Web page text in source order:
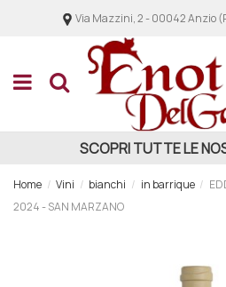
Via Mazzini, 2 - 00042 Anzio
SCOPRI TUTTE LE
Home Vini bianchi in barrique
2024 - SAN MARZANO